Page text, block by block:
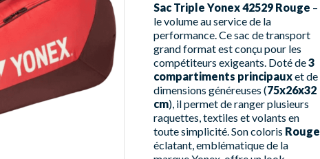
Sac Triple Yonex 42529 Rouge –
le volume au service de la
performance. Ce sac de transport
grand format est conçu pour les
compétiteurs exigeants. Doté de3
compartiments principauxet de
dimensions généreuses (75x26x32
cm), il permet de ranger plusieurs
raquettes, textiles et volants en
toute simplicité. Son coloris Rouge
éclatant, emblématique de la